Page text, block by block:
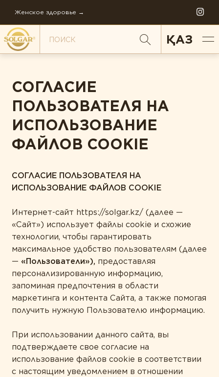
Женское здоровье →
Антистресс
Внимание и память
Для детей
Ежедневная поддержка
Женское здоровье
Забота о сердце
Защита зрения
Здоровая микрофлора
Здоровье суставов
Иммунитет
Мужское здоровье
Печень под защитой
ФИЛОСОФИЯ КОМПАНИИ
МИРОВОЕ ПРОИЗВОДСТВО
ЗОЛОТОЙ СТАНДАРТ
КОНТАКТЫ
НОВОСТИ КОМПАНИИ
МНЕНИЕ ЭКСПЕРТА
СТАТЬИ
ҚАЗ
СОГЛАСИЕ
ПОЛЬЗОВАТЕЛЯ НА
ИСПОЛЬЗОВАНИЕ
ФАЙЛОВ COOKIE
СОГЛАСИЕ ПОЛЬЗОВАТЕЛЯ НА
ИСПОЛЬЗОВАНИЕ ФАЙЛОВ COOKIE
Интернет-сайт https://solgar.kz/ (далее —
«Сайт») использует файлы cookie и схожие
технологии, чтобы гарантировать
максимальное удобство пользователям (далее
— «Пользователи»), предоставляя
персонализированную информацию,
запоминая предпочтения в области
маркетинга и контента Сайта, а также помогая
получить нужную Пользователю информацию.
При использовании данного сайта, вы
подтверждаете свое согласие на
использование файлов cookie в соответствии
с настоящим уведомлением в отношении